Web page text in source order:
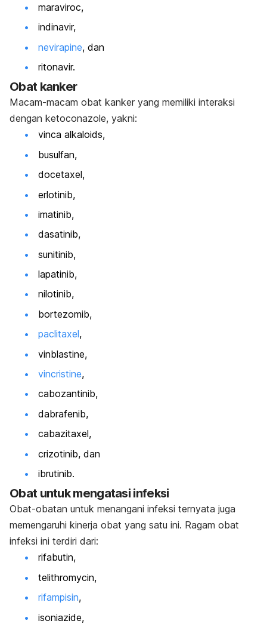
maraviroc,
indinavir,
nevirapine, dan
ritonavir.
Obat kanker
Macam-macam obat kanker yang memiliki interaksi
dengan ketoconazole, yakni:
vinca alkaloids,
busulfan,
docetaxel,
erlotinib,
imatinib,
dasatinib,
sunitinib,
lapatinib,
nilotinib,
bortezomib,
paclitaxel,
vinblastine,
vincristine,
cabozantinib,
dabrafenib,
cabazitaxel,
crizotinib, dan
ibrutinib.
Obat untuk mengatasi infeksi
Obat-obatan untuk menangani infeksi ternyata juga
memengaruhi kinerja obat yang satu ini. Ragam obat
infeksi ini terdiri dari:
rifabutin,
telithromycin,
rifampisin,
isoniazide,